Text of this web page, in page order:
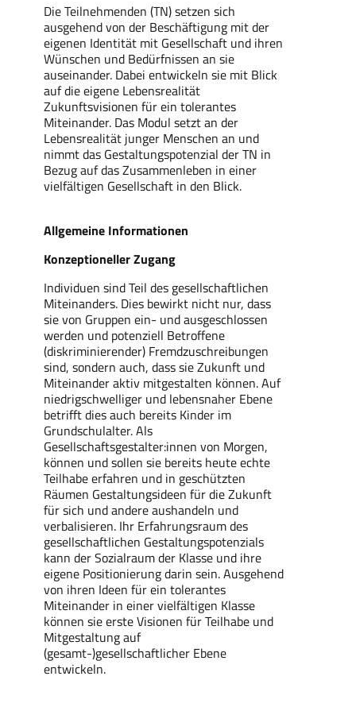
Die Teilnehmenden (TN) setzen sich
ausgehend von der Beschäftigung mit der
eigenen Identität mit Gesellschaft und ihren
Wünschen und Bedürfnissen an sie
auseinander. Dabei entwickeln sie mit Blick
auf die eigene Lebensrealität
Zukunftsvisionen für ein tolerantes
Miteinander. Das Modul setzt an der
Lebensrealität junger Menschen an und
nimmt das Gestaltungspotenzial der TN in
Bezug auf das Zusammenleben in einer
vielfältigen Gesellschaft in den Blick.
Allgemeine Informationen
Konzeptioneller Zugang
Individuen sind Teil des gesellschaftlichen
Miteinanders. Dies bewirkt nicht nur, dass
sie von Gruppen ein- und ausgeschlossen
werden und potenziell Betroffene
(diskriminierender) Fremdzuschreibungen
sind, sondern auch, dass sie Zukunft und
Miteinander aktiv mitgestalten können. Auf
niedrigschwelliger und lebensnaher Ebene
betrifft dies auch bereits Kinder im
Grundschulalter. Als
Gesellschaftsgestalter:innen von Morgen,
können und sollen sie bereits heute echte
Teilhabe erfahren und in geschützten
Räumen Gestaltungsideen für die Zukunft
für sich und andere aushandeln und
verbalisieren. Ihr Erfahrungsraum des
gesellschaftlichen Gestaltungspotenzials
kann der Sozialraum der Klasse und ihre
eigene Positionierung darin sein. Ausgehend
von ihren Ideen für ein tolerantes
Miteinander in einer vielfältigen Klasse
können sie erste Visionen für Teilhabe und
Mitgestaltung auf
(gesamt-)gesellschaftlicher Ebene
entwickeln.